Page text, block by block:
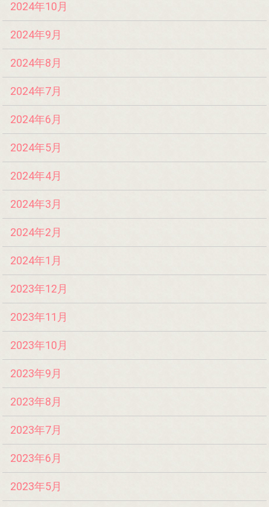
2024年10月
2024年9月
2024年8月
2024年7月
2024年6月
2024年5月
2024年4月
2024年3月
2024年2月
2024年1月
2023年12月
2023年11月
2023年10月
2023年9月
2023年8月
2023年7月
2023年6月
2023年5月